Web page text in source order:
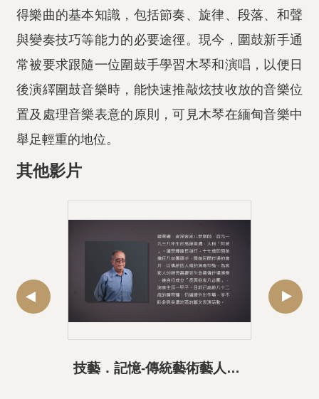
得樂曲的基本知識，包括節奏、旋律、段落、和聲
與變奏技巧等能力的必要途徑。現今，圍鼓新手通
常被要求跟隨一位圍鼓手學習木琴和演唱，以便日
後演繹圍鼓音樂時，能快速推敲炫技收放的音樂位
置及處理音樂表意的原則，可見木琴在緬甸音樂中
舉足輕重的地位。
其他影片
技藝．記憶-傳統藝術藝人口述歷史影像紀錄計畫-鍾雲輝精華片段